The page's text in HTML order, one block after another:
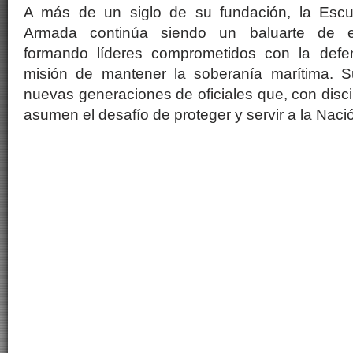
A más de un siglo de su fundación, la
Armada continúa siendo un baluarte de
formando líderes comprometidos con la
misión de mantener la soberanía marítima.
nuevas generaciones de oficiales que, con
asumen el desafío de proteger y servir a la